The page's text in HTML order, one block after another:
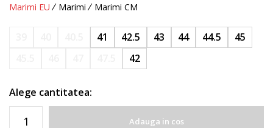
Marimi EU Marimi Marimi CM
41 42.5 43 44 44.5
45
42
Alege cantitatea:
Adauga in cos